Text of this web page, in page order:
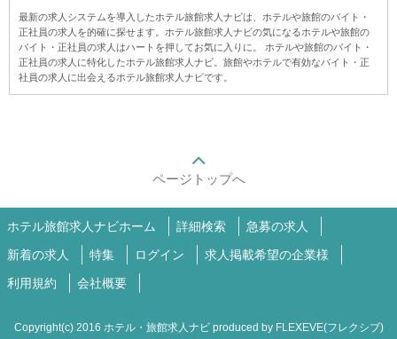
最新の求人システムを導入したホテル旅館求人ナビは、ホテルや旅館のバイト・
正社員の求人を的確に探せます。ホテル旅館求人ナビの気になるホテルや旅館の
バイト・正社員の求人はハートを押してお気に入りに。 ホテルや旅館のバイト・
正社員の求人に特化したホテル旅館求人ナビ。旅館やホテルで有効なバイト・正
社員の求人に出会えるホテル旅館求人ナビです。
ページトップへ
ホテル旅館求人ナビホーム 詳細検索
急募の求人
新着の求人
特集 ログイン
求人掲載希望の企業様
利用規約
会社概要
Copyright(c) 2016 ホテル・旅館求人ナビ produced by FLEXEVE(フレクシブ)